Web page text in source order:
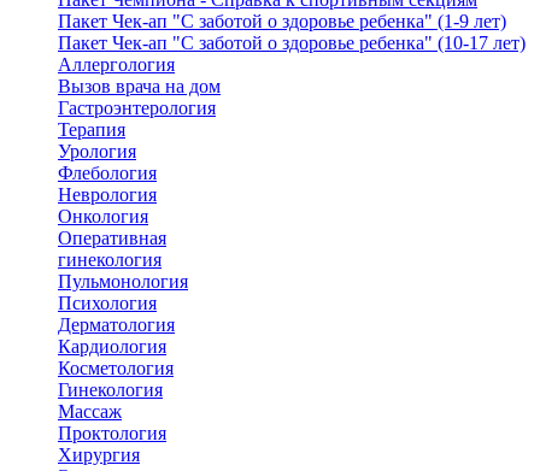
Пакет Чек-ап "С заботой о здоровье ребенка" (1-9 лет)
Пакет Чек-ап "С заботой о здоровье ребенка" (10-17 лет)
Аллергология
Вызов врача на дом
Гастроэнтерология
Терапия
Урология
Флебология
Неврология
Онкология
Оперативная
гинекология
Пульмонология
Психология
Дерматология
Кардиология
Косметология
Гинекология
Массаж
Проктология
Хирургия